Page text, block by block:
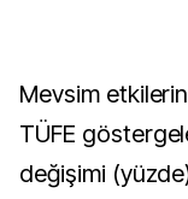
Mevsim
TÜFE
değişimi